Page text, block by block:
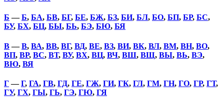
Б —Б, БА, БВ, БГ, БЕ, БЖ, БЗ, БИ, БЛ, БО, БП, БР, БС,
БУ, БХ, БЦ, БЫ, БЬ, БЭ, БЮ, БЯ
В—В, ВА, ВВ, ВГ, ВД, ВЕ, ВЗ, ВИ, ВК, ВЛ, ВМ, ВН, ВО,
ВП, ВР, ВС, ВТ, ВУ, ВХ, ВЦ, ВЧ, ВШ, ВЩ, ВЫ, ВЬ, ВЭ,
ВЮ, ВЯ
Г—Г, ГА, ГВ, ГД, ГЕ, ГЖ, ГИ, ГК, ГЛ, ГМ, ГН, ГО, ГР, ГТ,
ГУ, ГХ, ГЫ, ГЬ, ГЭ, ГЮ, ГЯ